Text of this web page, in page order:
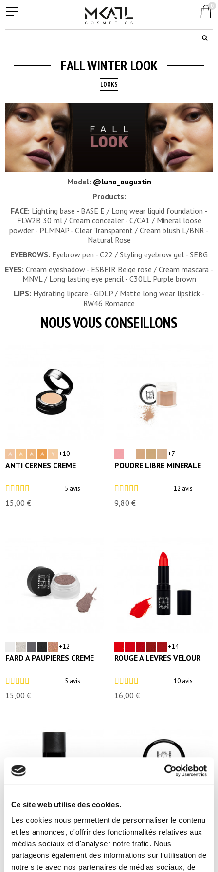
Ce site web utilise des cookies.
Les cookies nous permettent de personnaliser le contenu
et les annonces, d'offrir des fonctionnalités relatives aux
médias sociaux et d'analyser notre trafic. Nous
partageons également des informations sur l'utilisation de
notre site avec nos partenaires de médias sociaux, de
FALL WINTER LOOK
LOOKS
Model: @luna_augustin
Products:
FACE: Lighting base - BASE E / Long wear liquid foundation -
FLW2B 30 ml / Cream concealer - C/CA1 / Mineral loose
powder - PLMNAP - Clear Transparent / Cream blush L/BNR -
Natural Rose
EYEBROWS: Eyebrow pen - C22 / Styling eyebrow gel - SEBG
EYES: Cream eyeshadow - ESBEIR Beige rose / Cream mascara -
MNVL / Long lasting eye pencil - C30LL Purple brown
LIPS: Hydrating lipcare - GDLP / Matte long wear lipstick -
RW46 Romance
NOUS VOUS CONSEILLONS
+10
ANTI CERNES CREME
5 avis
15,00 €
+7
POUDRE LIBRE MINERALE
12 avis
9,80 €
+12
FARD A PAUPIERES CREME
5 avis
15,00 €
+14
ROUGE A LEVRES VELOUR
10 avis
16,00 €
BASE ECLAT PERFECTRICE FARD CREME JOUES/LEVRES
0